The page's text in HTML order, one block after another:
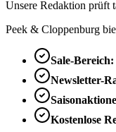
Unsere Redaktion prüft
Peek & Cloppenburg
Sale-Bereich:
Newsletter-
Kostenlose